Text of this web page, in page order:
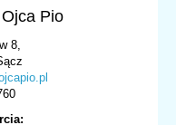
Pio
8,